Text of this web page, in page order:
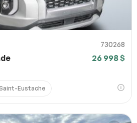
730268
26 998 $
Saint-Eustache